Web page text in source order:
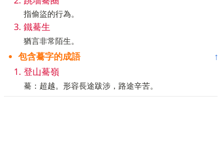
指偷盜的行為。
鐵驀生
猶言非常陌生。
包含驀字的成語
↑
登山驀嶺
驀：超越。形容長途跋涉，路途辛苦。